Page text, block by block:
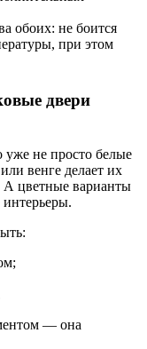
обоих: не боится
при этом
двери
не просто белые
венге делает их
А цветные варианты
— она